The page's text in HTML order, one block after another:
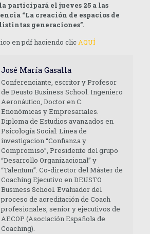
participará el jueves 25 a las
“La creación de espacios de
generaciones”.
en pdf haciendo clicAQUÍ
José María Gasalla
Conferenciante, escritor y Profesor
de Deusto Business School. Ingeniero
Aeronáutico, Doctor en C.
Enonómicas y Empresariales.
Diploma de Estudios avanzados en
Psicología Social. Línea de
investigacion “Confianza y
Compromiso”, Presidente del grupo
“Desarrollo Organizacional” y
“Talentum”. Co-director del Máster de
Coaching Ejecutivo en DEUSTO
Business School. Evaluador del
proceso de acreditación de Coach
profesionales, senior y ejecutivos de
AECOP (Asociación Española de
Coaching).